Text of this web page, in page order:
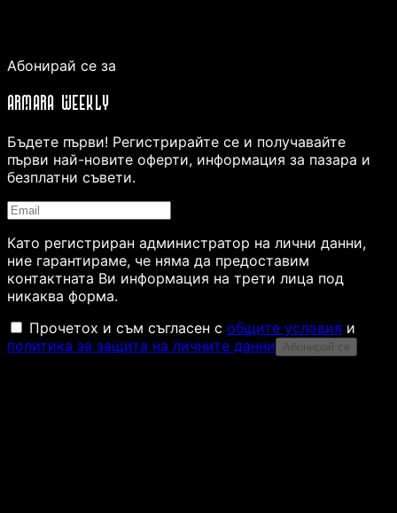
Абонирай се за
ARMARA WEEKLY
Бъдете първи! Регистрирайте се и получавайте
първи най-новите оферти, информация за пазара и
безплатни съвети.
Като регистриран администратор на лични данни,
ние гарантираме, че няма да предоставим
контактната Ви информация на трети лица под
никаква форма.
Прочетох и съм съгласен с общите условия и
политика за защита на личните данни
Абонирай се